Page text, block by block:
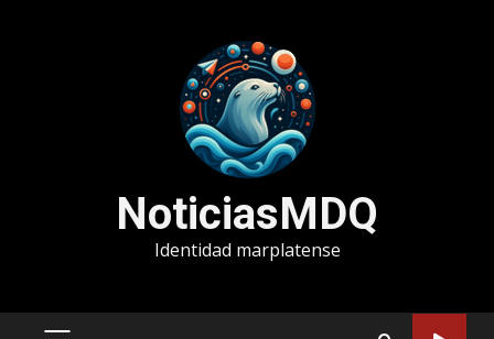
NoticiasMDQ
Identidad marplatense